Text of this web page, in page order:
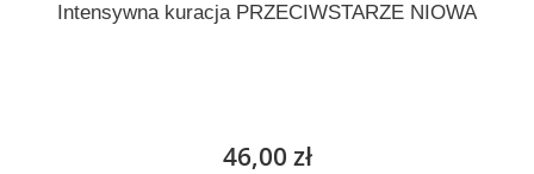
Intensywna kuracja PRZECIWSTARZE NIOWA
46,00 zł